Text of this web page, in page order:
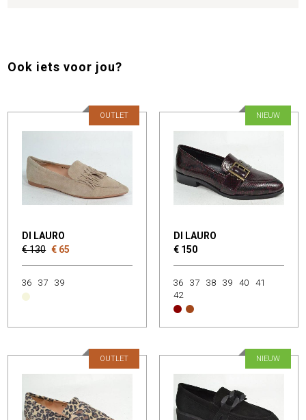
Ook iets voor jou?
DI LAURO
€ 130 € 65
OUTLET
36 37 39
DI LAURO
€ 150
NIEUW
36 37 38 39 40
41
42
OUTLET NIEUW